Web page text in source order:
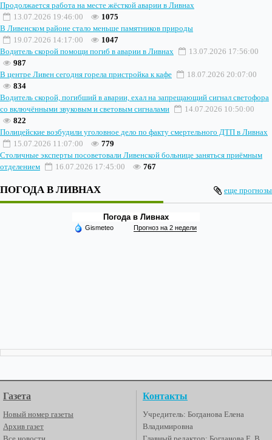
Продолжается работа на месте жёсткой аварии в Ливнах
13.07.2026 19:46:00
1075
В Ливенском районе стало меньше памятников природы
19.07.2026 14:17:00
1047
Водитель скорой помощи погиб в аварии в Ливнах
13.07.2026 17:56:00
987
В центре Ливен сегодня горела пристройка к кафе
18.07.2026 20:07:00
834
Водитель скорой, погибший в аварии, ехал на запрещающий сигнал светофора
со включёнными звуковым и световым сигналами
14.07.2026 10:50:00
822
Полицейские возбудили уголовное дело по факту смертельного ДТП в Ливнах
15.07.2026 11:07:00
779
Столичные эксперты посоветовали Ливенской больнице заняться приёмным
отделением
16.07.2026 17:45:00 767
ПОГОДА В ЛИВНАХ еще прогнозы
Погода в Ливнах
Gismeteo Прогноз на 2 недели
Газета
Новый номер газеты
Архив газет
Контакты
Учредитель: Богданова Елена
Владимировна